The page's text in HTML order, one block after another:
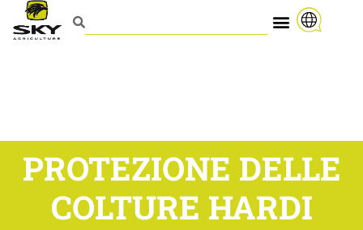
PROTEZIONE DELLE
COLTURE HARDI